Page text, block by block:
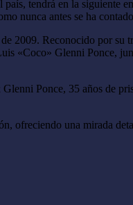
tendrá en la
nunca antes se ha
2009. Reconocido por
«Coco» Glenni
Ponce, 35 años de
ofreciendo una mirada